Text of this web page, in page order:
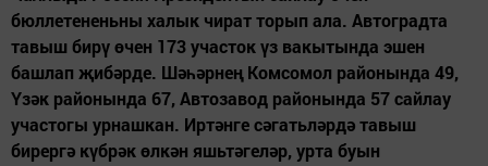
бюллетененьны халык чират торып ала. Автоградта
тавыш бирү өчен 173 участок үз вакытында эшен
башлап җибәрде. Шәһәрнең Комсомол районында 49,
Үзәк районында 67, Автозавод районында 57 сайлау
участогы урнашкан. Иртәнге сәгатьләрдә тавыш
бирергә күбрәк өлкән яшьтәгеләр, урта буын